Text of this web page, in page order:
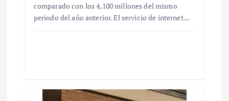
comparado con los 4,100 millones del mismo
periodo del año anterior. El servicio de internet…